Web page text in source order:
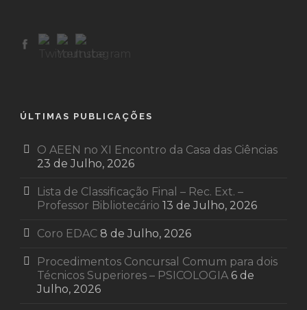
ÚLTIMAS PUBLICAÇÕES
O AEEN no XI Encontro da Casa das Ciências
23 de Julho, 2026
Lista de Classificação Final – Rec. Ext. –
Professor Bibliotecário 13 de Julho, 2026
Coro EDAC 8 de Julho, 2026
Procedimentos Concursal Comum para dois
Técnicos Superiores – PSICOLOGIA 6 de
Julho, 2026